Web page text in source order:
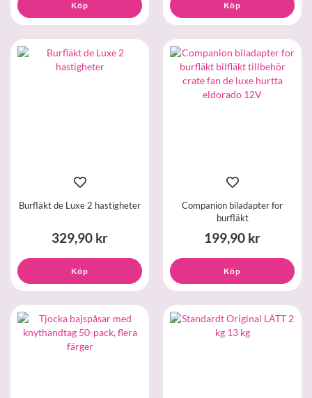
Köp Köp
Burfläkt de Luxe 2 hastigheter
329,90 kr
Köp
Companion biladapter for
burfläkt
199,90 kr
Köp